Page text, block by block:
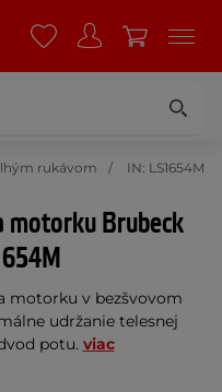
rukávom IN: LS1654M
motorku Brubeck
motorku v bezšvovom
udržanie telesnej
potu. viac